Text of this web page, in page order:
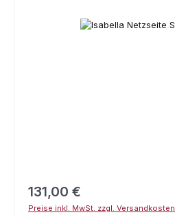
Bildergalerie überspringen
Regulärer Preis:
131,00 €
Preise inkl. MwSt. zzgl. Versandkosten